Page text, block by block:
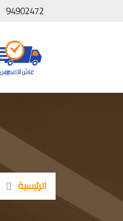
94902472
الرئيسية